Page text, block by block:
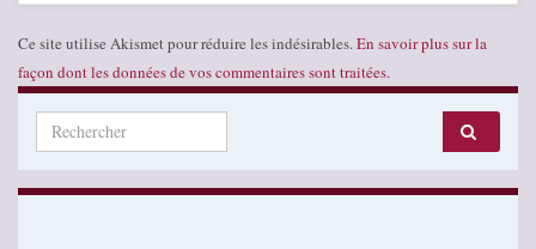
Ce site utilise Akismet pour réduire les indésirables. En savoir plus sur la
façon dont les données de vos commentaires sont traitées.
Search for: